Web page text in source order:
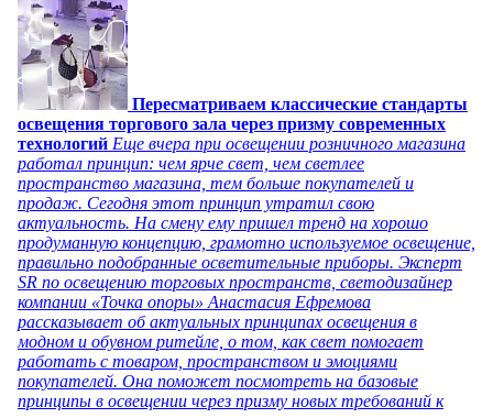
Пересматриваем классические стандарты
освещения торгового зала через призму современных
технологий Еще вчера при освещении розничного магазина
работал принцип: чем ярче свет, чем светлее
пространство магазина, тем больше покупателей и
продаж. Сегодня этот принцип утратил свою
актуальность. На смену ему пришел тренд на хорошо
продуманную концепцию, грамотно используемое освещение,
правильно подобранные осветительные приборы. Эксперт
SR по освещению торговых пространств, светодизайнер
компании «Точка опоры» Анастасия Ефремова
рассказывает об актуальных принципах освещения в
модном и обувном ритейле, о том, как свет помогает
работать с товаром, пространством и эмоциями
покупателей. Она поможет посмотреть на базовые
принципы в освещении через призму новых требований к